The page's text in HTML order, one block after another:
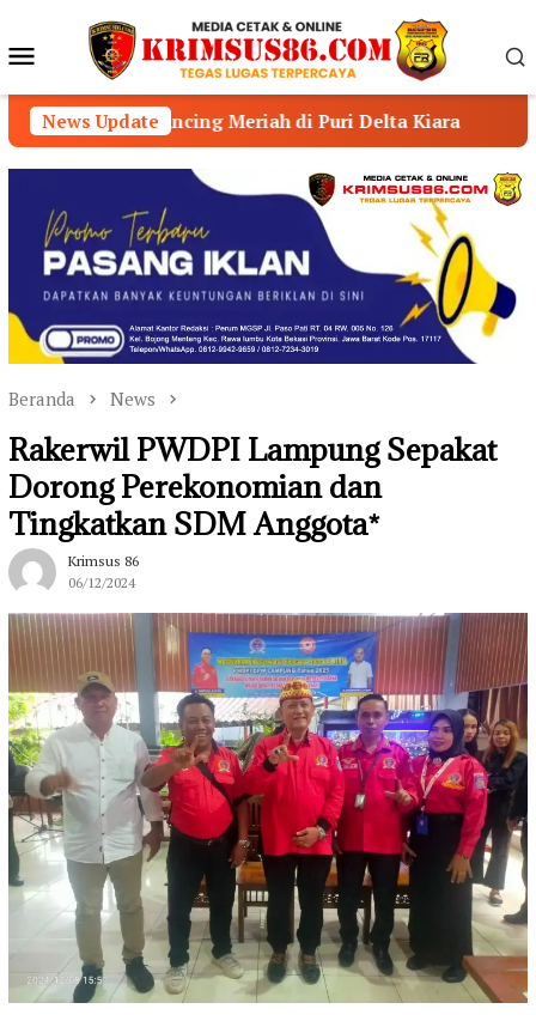
konten Menu
Mobile
News Update
Meriah di Puri Delta Kiara HUT ke-3 GMPP
Beranda News
Rakerwil PWDPI Lampung Sepakat
Dorong Perekonomian dan
Tingkatkan SDM Anggota*
Krimsus 86
06/12/2024